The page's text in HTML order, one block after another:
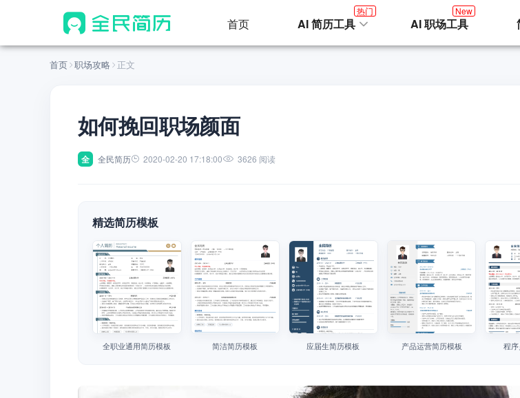
首页 AI 简历工具
热门
AI 职场工具
New
首页 职场攻略 正文
如何挽回职场颜面
全 全民简历 2020-02-20 17:18:00 3626 阅读
精选简历模板
全职业通用简历模板 简洁简历模板 应届生简历模板 产品运营简历模板 程